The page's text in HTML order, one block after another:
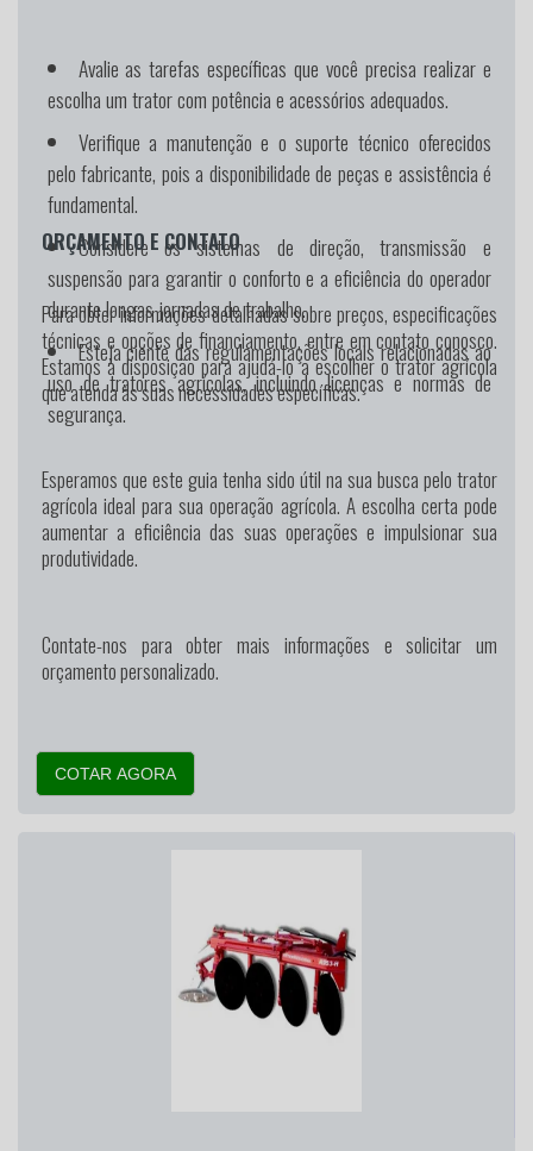
Avalie as tarefas específicas que você precisa realizar e
escolha um trator com potência e acessórios adequados.
Verifique a manutenção e o suporte técnico oferecidos
pelo fabricante, pois a disponibilidade de peças e assistência é
fundamental.
Considere os sistemas de direção, transmissão e
suspensão para garantir o conforto e a eficiência do operador
durante longas jornadas de trabalho.
Esteja ciente das regulamentações locais relacionadas ao
uso de tratores agrícolas, incluindo licenças e normas de
segurança.
ORÇAMENTO E CONTATO
Para obter informações detalhadas sobre preços, especificações
técnicas e opções de financiamento, entre em contato conosco.
Estamos à disposição para ajudá-lo a escolher o trator agrícola
que atenda às suas necessidades específicas.
Esperamos que este guia tenha sido útil na sua busca pelo trator
agrícola ideal para sua operação agrícola. A escolha certa pode
aumentar a eficiência das suas operações e impulsionar sua
produtividade.
Contate-nos para obter mais informações e solicitar um
orçamento personalizado.
COTAR AGORA